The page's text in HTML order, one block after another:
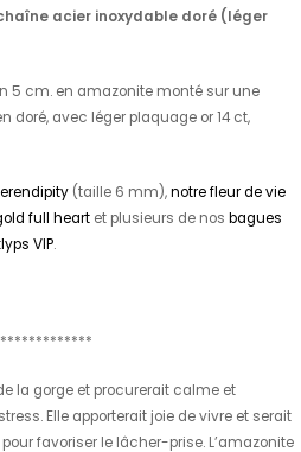
acier inoxydable doré (léger
5 cm. en amazonite monté sur une
doré, avec léger plaquage or 14 ct,
(taille 6 mm),notre fleur de vie
full heart et plusieurs de nos bagues
VIP.
la gorge et procurerait calme et
Elle apporterait joie de vivre et serait
favoriser le lâcher-prise. L’amazonite